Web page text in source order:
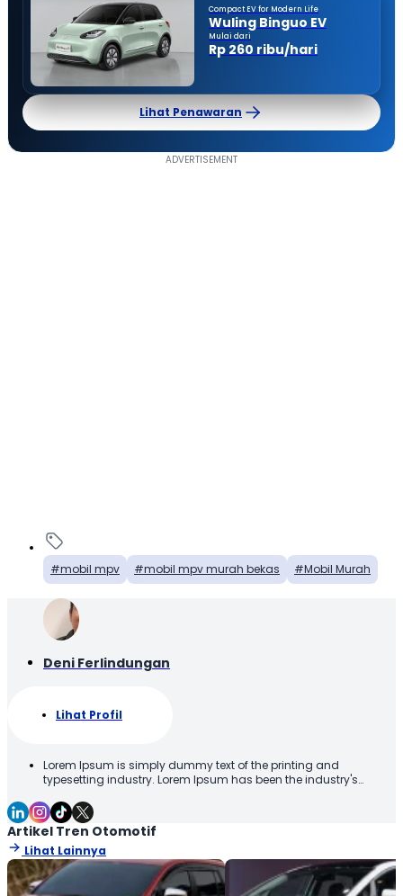
Compact EV for Modern Life
Wuling Binguo EV
Mulai dari
Rp 260 ribu/hari
Lihat Penawaran
mobil mpv mobil mpv murah bekas Mobil Murah
Deni Ferlindungan
Lihat Profil
Lorem Ipsum is simply dummy text of the printing and
typesetting industry. Lorem Ipsum has been the industry's
printer took a galley of type and scrambled it to make a type
specimen book. It has survived not only five centuries, but also
the leap into electronic typesetting, remaining essentially
unchanged. It was popularised in the 1960s with the release of
Letraset sheets containing Lorem Ipsum passages, and more
recently with desktop publishing software like Aldus PageMaker
Artikel Tren Otomotif
Lihat Lainnya